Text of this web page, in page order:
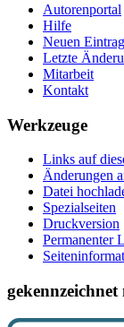
Autorenportal
Hilfe
Neuen
Letzte
Mitarbeit
Kontakt
Werkzeuge
Links auf
Änderungen
Datei
Spezialseiten
Druckversion
Permanenter
gekennzeichnet